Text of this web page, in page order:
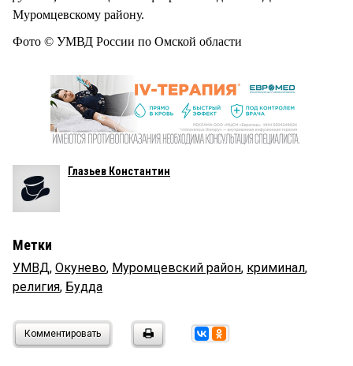
Муромцевскому району.
Фото © УМВД России по Омской области
Глазьев Константин
Метки
УМВД, Окунево, Муромцевский район, криминал,
религия, Будда
Комментировать